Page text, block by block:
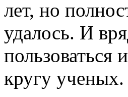
лет, но
удалось. И
пользоваться
кругу ученых.